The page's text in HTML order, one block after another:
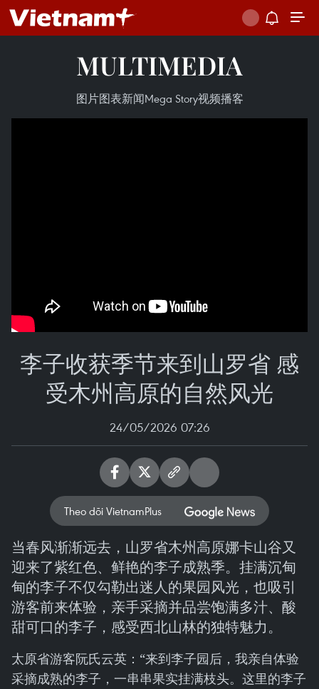
MULTIMEDIA
图片图表新闻Mega Story视频播客
李子收获季节来到山罗省 感
受木州高原的自然风光
24/05/2026 07:26
Theo dõi VietnamPlus
当春风渐渐远去，山罗省木州高原娜卡山谷又
迎来了紫红色、鲜艳的李子成熟季。挂满沉甸
甸的李子不仅勾勒出迷人的果园风光，也吸引
游客前来体验，亲手采摘并品尝饱满多汁、酸
甜可口的李子，感受西北山林的独特魅力。
太原省游客阮氏云英：“来到李子园后，我亲自体验
采摘成熟的李子，一串串果实挂满枝头。这里的李子